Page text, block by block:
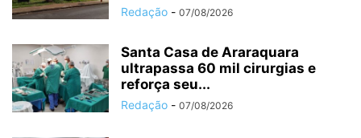
Redação - 07/08/2026
Santa Casa de Araraquara
ultrapassa 60 mil cirurgias e
reforça seu...
Redação - 07/08/2026